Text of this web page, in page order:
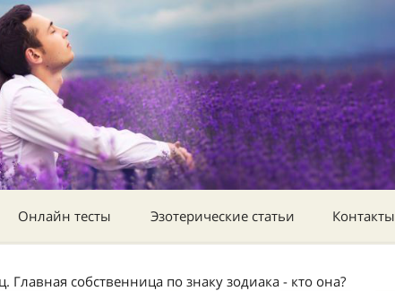
Онлайн тесты Эзотерические статьи Контакты
Главная собственница по знаку зодиака - кто она?